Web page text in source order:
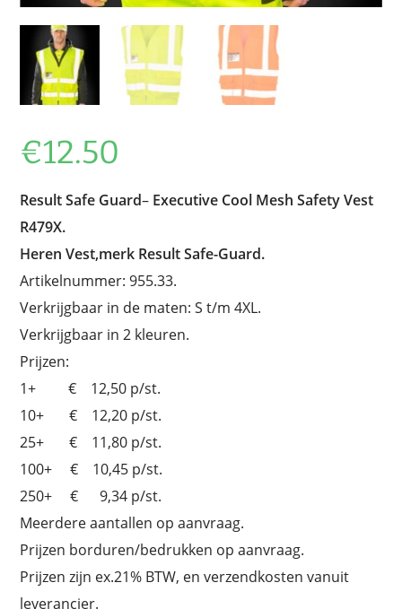
€12.50
Result Safe Guard– Executive Cool Mesh Safety Vest
R479X.
Heren Vest,merk Result Safe-Guard.
Artikelnummer: 955.33.
Verkrijgbaar in de maten: S t/m 4XL.
Verkrijgbaar in 2 kleuren.
Prijzen:
1+ € 12,50 p/st.
10+ € 12,20 p/st.
25+ € 11,80 p/st.
100+ € 10,45 p/st.
250+ € 9,34 p/st.
Meerdere aantallen op aanvraag.
Prijzen borduren/bedrukken op aanvraag.
Prijzen zijn ex.21% BTW, en verzendkosten vanuit
leverancier.